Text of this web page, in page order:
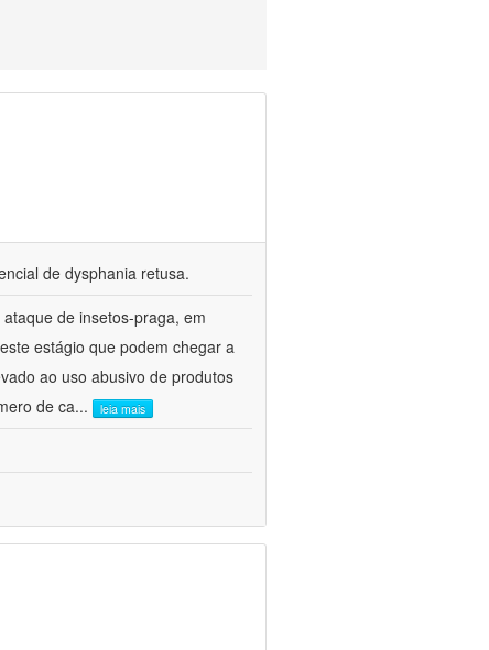
de dysphania retusa.
de insetos-praga, em
estágio que podem chegar a
ao uso abusivo de produtos
de ca... leia mais